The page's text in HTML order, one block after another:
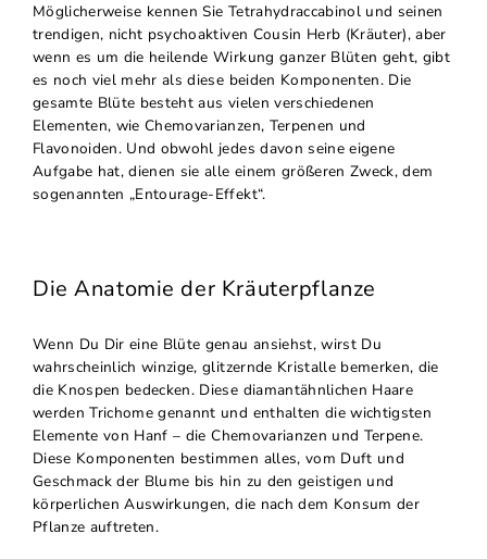
Möglicherweise kennen Sie Tetrahydraccabinol und seinen
trendigen, nicht psychoaktiven Cousin Herb (Kräuter), aber
wenn es um die heilende Wirkung ganzer Blüten geht, gibt
es noch viel mehr als diese beiden Komponenten. Die
gesamte Blüte besteht aus vielen verschiedenen
Elementen, wie Chemovarianzen, Terpenen und
Flavonoiden. Und obwohl jedes davon seine eigene
Aufgabe hat, dienen sie alle einem größeren Zweck, dem
sogenannten „Entourage-Effekt“.
Die Anatomie der Kräuterpflanze
Wenn Du Dir eine Blüte genau ansiehst, wirst Du
wahrscheinlich winzige, glitzernde Kristalle bemerken, die
die Knospen bedecken. Diese diamantähnlichen Haare
werden Trichome genannt und enthalten die wichtigsten
Elemente von Hanf – dieChemovarianzen und Terpene.
Diese Komponenten bestimmen alles, vom Duft und
Geschmack der Blume bis hin zu den geistigen und
körperlichen Auswirkungen, die nach dem Konsum der
Pflanze auftreten.